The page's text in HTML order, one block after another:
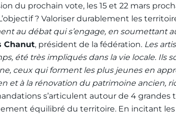
du prochain vote, les 15 et 22 mars
? Valoriser durablement les
au débat qui s’engage, en soumettant
Chanut, président de la fédération. Les
été très impliqués dans la vie locale. Ils
ceux qui forment les plus jeunes en
et à la rénovation du patrimoine ancien,
s’articulent autour de 4 grandes
équilibré du territoire. En incitant les